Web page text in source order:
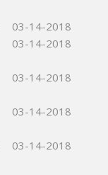
03-14-2018
03-14-2018
03-14-2018
03-14-2018
03-14-2018